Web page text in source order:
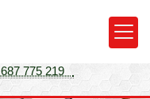
687 775 219